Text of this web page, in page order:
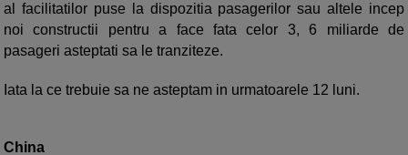
al facilitatilor puse la dispozitia pasagerilor sau altele incep
noi constructii pentru a face fata celor 3, 6 miliarde de
pasageri asteptati sa le tranziteze.
Iata la ce trebuie sa ne asteptam in urmatoarele 12 luni.
China